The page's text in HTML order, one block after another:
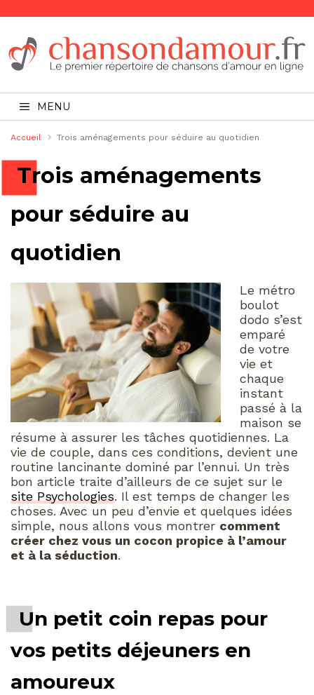
MENU
Accueil Trois aménagements pour séduire au quotidien
Trois aménagements
pour séduire au
quotidien
Le métro
boulot
dodo s’est
emparé
de votre
vie et
chaque
instant
passé à la
maison se
résume à assurer les tâches quotidiennes. La
vie de couple, dans ces conditions, devient une
routine lancinante dominé par l’ennui. Un très
bon article traite d’ailleurs de ce sujet sur le
site Psychologies. Il est temps de changer les
choses. Avec un peu d’envie et quelques idées
simple, nous allons vous montrer comment
créer chez vous un cocon propice à l’amour
et à la séduction.
Un petit coin repas pour
vos petits déjeuners en
amoureux